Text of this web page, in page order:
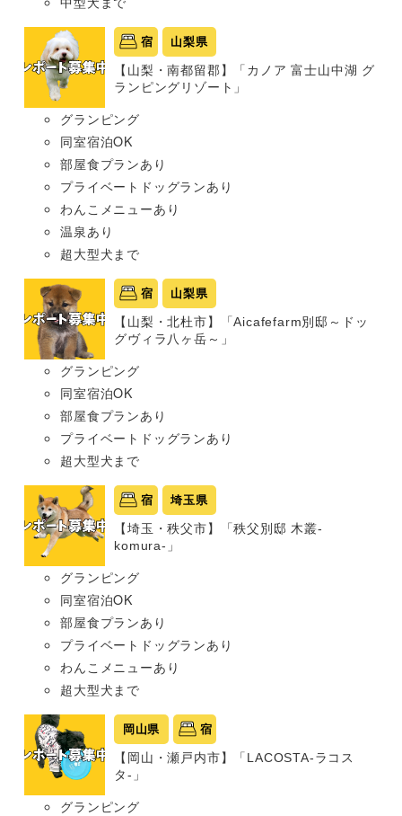
宿 山梨県
【山梨・南都留郡】「カノア 富士山中湖 グ
ランピングリゾート」
グランピング
同室宿泊OK
部屋食プランあり
プライベートドッグランあり
わんこメニューあり
温泉あり
超大型犬まで
宿 山梨県
【山梨・北杜市】「Aicafefarm別邸～ドッ
グヴィラ八ヶ岳～」
グランピング
同室宿泊OK
部屋食プランあり
プライベートドッグランあり
超大型犬まで
宿 埼玉県
【埼玉・秩父市】「秩父別邸 木叢-
komura-」
グランピング
同室宿泊OK
部屋食プランあり
プライベートドッグランあり
わんこメニューあり
超大型犬まで
岡山県 宿
【岡山・瀬戸内市】「LACOSTA-ラコス
タ-」
グランピング